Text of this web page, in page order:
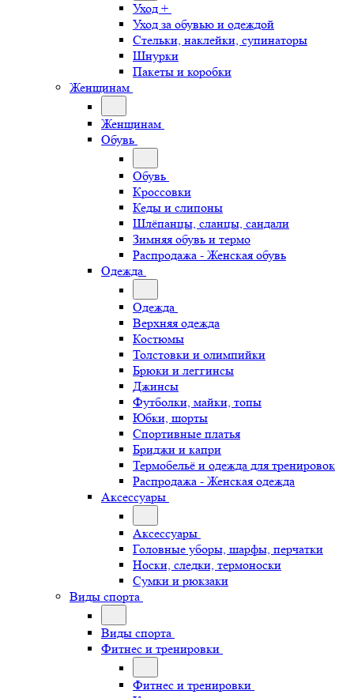
Уход +
Уход за обувью и одеждой
Стельки, наклейки, супинаторы
Шнурки
Пакеты и коробки
Женщинам
Женщинам
Обувь
Обувь
Кроссовки
Кеды и слипоны
Шлёпанцы, сланцы, сандали
Зимняя обувь и термо
Распродажа - Женская обувь
Одежда
Одежда
Верхняя одежда
Костюмы
Толстовки и олимпийки
Брюки и леггинсы
Джинсы
Футболки, майки, топы
Юбки, шорты
Спортивные платья
Бриджи и капри
Термобельё и одежда для тренировок
Распродажа - Женская одежда
Аксессуары
Аксессуары
Головные уборы, шарфы, перчатки
Носки, следки, термоноски
Сумки и рюкзаки
Виды спорта
Виды спорта
Фитнес и тренировки
Фитнес и тренировки